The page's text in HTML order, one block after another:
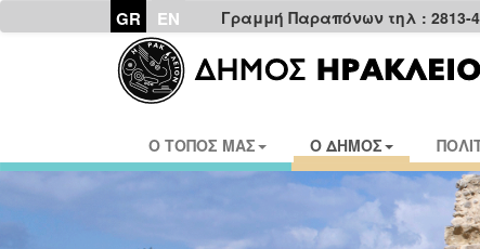
GR EN Γραμμή Παραπόνων τηλ : 2813-
Ο ΤΟΠΟΣ ΜΑΣ Ο ΔΗΜΟΣ